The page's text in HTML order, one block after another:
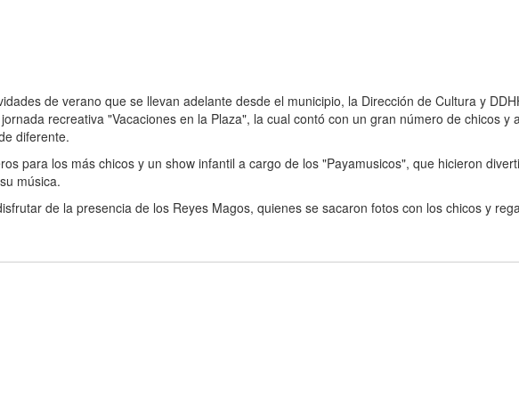
de verano que se llevan adelante desde el municipio, la Dirección de Cultura y
recreativa "Vacaciones en la Plaza", la cual contó con un gran número de chicos y
diferente.
para los más chicos y un show infantil a cargo de los "Payamusicos", que hicieron
música.
de la presencia de los Reyes Magos, quienes se sacaron fotos con los chicos y